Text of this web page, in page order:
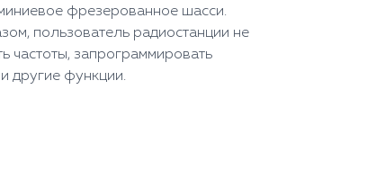
фрезерованное шасси.
пользователь радиостанции не
запрограммировать
другие функции.